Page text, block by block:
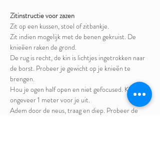
Zitinstructie voor zazen
Zit op een kussen, stoel of zitbankje.
Zit indien mogelijk met de benen gekruist. De
knieëen raken de grond.
De rug is recht, de kin is lichtjes ingetrokken naar
de borst. Probeer je gewicht op je knieën te
brengen.
Hou je ogen half open en niet gefocused. Kijk
ongeveer 1 meter voor je uit.
Adem door de neus, traag en diep. Probeer de